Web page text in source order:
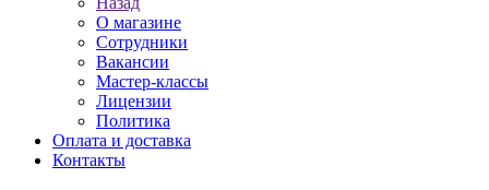
О магазине
Сотрудники
Вакансии
Мастер-классы
Лицензии
Политика
Оплата и доставка
Контакты